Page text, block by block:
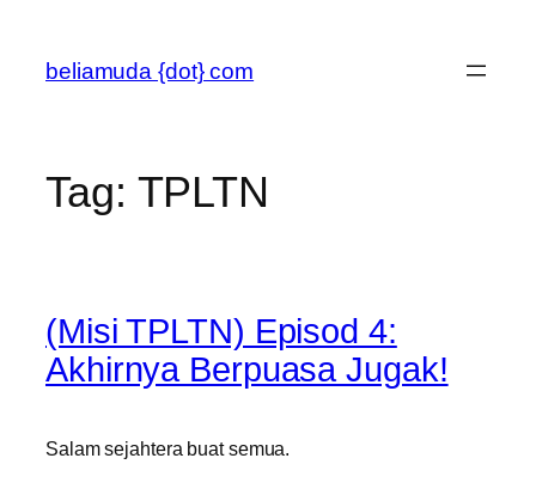
content
beliamuda {dot} com
Tag: TPLTN
(Misi TPLTN) Episod 4:
Akhirnya Berpuasa Jugak!
Salam sejahtera buat semua.